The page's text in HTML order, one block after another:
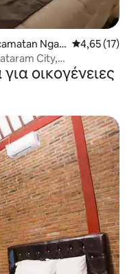
Ngag Μέση
4,65 (17)
City,
οικογένειες